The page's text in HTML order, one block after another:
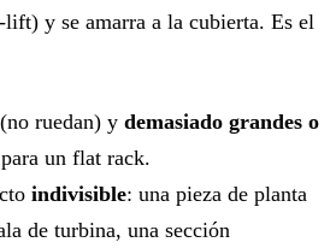
lift) y se amarra a la cubierta. Es el
(no ruedan) y demasiado grandes o
un flat rack.
indivisible: una pieza de planta
de turbina, una sección